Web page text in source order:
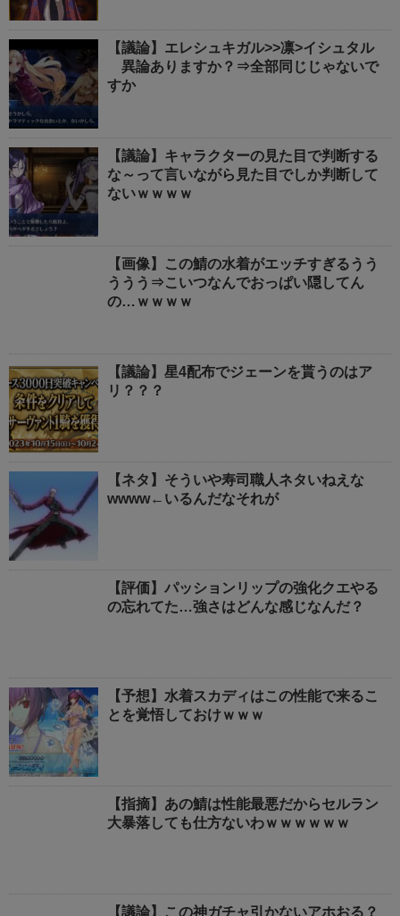
【議論】エレシュキガル>>凛>イシュタル
異論ありますか？⇒全部同じじゃないで
すか
【議論】キャラクターの見た目で判断する
な～って言いながら見た目でしか判断して
ないｗｗｗｗ
【画像】この鯖の水着がエッチすぎるうう
ううう⇒こいつなんでおっぱい隠してん
の…ｗｗｗｗ
【議論】星4配布でジェーンを貰うのはア
リ？？？
【ネタ】そういや寿司職人ネタいねえな
wwww←いるんだなそれが
【評価】パッションリップの強化クエやる
の忘れてた…強さはどんな感じなんだ？
【予想】水着スカディはこの性能で来るこ
とを覚悟しておけｗｗｗ
【指摘】あの鯖は性能最悪だからセルラン
大暴落しても仕方ないわｗｗｗｗｗｗ
【議論】この神ガチャ引かないアホおる？